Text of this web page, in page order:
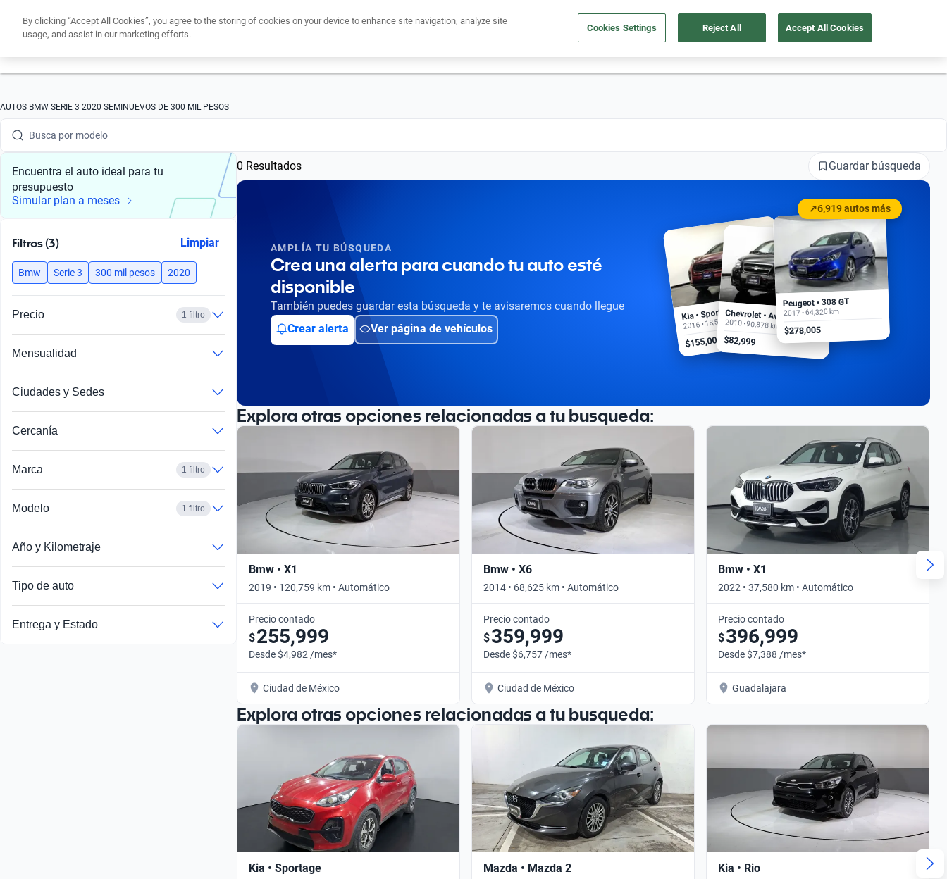
Cuida tu auto Nosotros 55 4162 9202 Ubicación
AUTOS BMW SERIE 3 2020 SEMINUEVOS DE 300 MIL PESOS
Busca por marca
Busca por modelo
Busca por versión
Busca por año
Busca por modelo
Busca por año
Encuentra el auto ideal para tu
presupuesto
Simular plan a meses
Filtros (3) Limpiar
Bmw Serie 3 300 mil pesos 2020
Precio 1 filtro
Mensualidad
Ciudades y Sedes
Cercanía
Marca 1 filtro
Modelo 1 filtro
Año y Kilometraje
Tipo de auto
Entrega y Estado
0 Resultados Guardar búsqueda
AMPLÍA TU BÚSQUEDA
Crea una alerta para cuando tu auto esté
disponible
También puedes guardar esta búsqueda y te avisaremos cuando llegue
Crear alerta
Ver página de vehículos
↗6,919 autos más
Kia • Sportage EX
2016 • 18,500 km
$155,000
Chevrolet • Aveo
2010 • 90,878 km
$82,999
Peugeot • 308 GT
2017 • 64,320 km
$278,005
Explora otras opciones relacionadas a tu busqueda:
Bmw • X1
2019 • 120,759 km • Automático
Precio contado
$255,999
Desde $4,982 /mes*
Ciudad de México
Bmw • X6
2014 • 68,625 km • Automático
Precio contado
$359,999
Desde $6,757 /mes*
Ciudad de México
Bmw • X1
2022 • 37,580 km • Automático
Precio contado
$396,999
Desde $7,388 /mes*
Guadalajara
Explora otras opciones relacionadas a tu busqueda:
Kia • Sportage Mazda • Mazda 2 Kia • Rio
By clicking “Accept All Cookies”, you agree to the storing of cookies on your device to enhance site navigation, analyze site
usage, and assist in our marketing efforts.
Cookies Settings Reject All Accept All Cookies